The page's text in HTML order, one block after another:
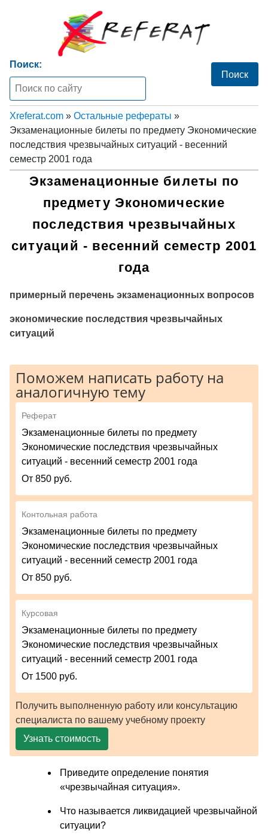
Поиск:
Xreferat.com » Остальные рефераты »
Экзаменационные билеты по предмету Экономические
последствия чрезвычайных ситуаций - весенний
семестр 2001 года
Экзаменационные билеты по
предмету Экономические
последствия чрезвычайных
ситуаций - весенний семестр 2001
года
примерный перечень экзаменационных вопросов
экономические последствия чрезвычайных
ситуаций
Поможем написать работу на
аналогичную тему
Реферат
Экзаменационные билеты по предмету
Экономические последствия чрезвычайных
ситуаций - весенний семестр 2001 года
От 850 руб.
Контольная работа
Экзаменационные билеты по предмету
Экономические последствия чрезвычайных
ситуаций - весенний семестр 2001 года
От 850 руб.
Курсовая
Экзаменационные билеты по предмету
Экономические последствия чрезвычайных
ситуаций - весенний семестр 2001 года
От 1500 руб.
Получить выполненную работу или консультацию
специалиста по вашему учебному проекту
Узнать стоимость
Приведите определение понятия
«чрезвычайная ситуация».
Что называется ликвидацией чрезвычайной
ситуации?